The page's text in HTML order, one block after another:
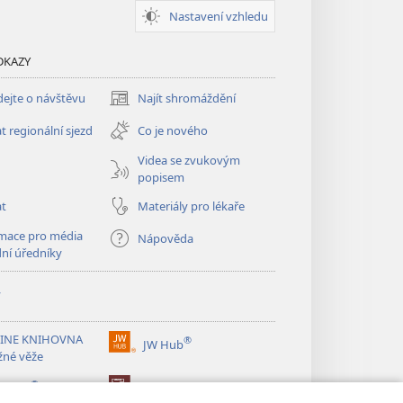
Nastavení vzhledu
o návštěvu Najít shromáždění
(otevřeno
nové
okno)
regionální sjezd
Co je nového
Videa se zvukovým
popisem
Materiály pro lékaře
pro média
úředníky
Nápověda
KNIHOVNA
věže
JW Hub®
(otevřeno
okno)
®